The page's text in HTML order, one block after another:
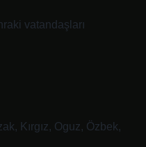
vatandaşları
Kırgız, Oguz, Özbek,